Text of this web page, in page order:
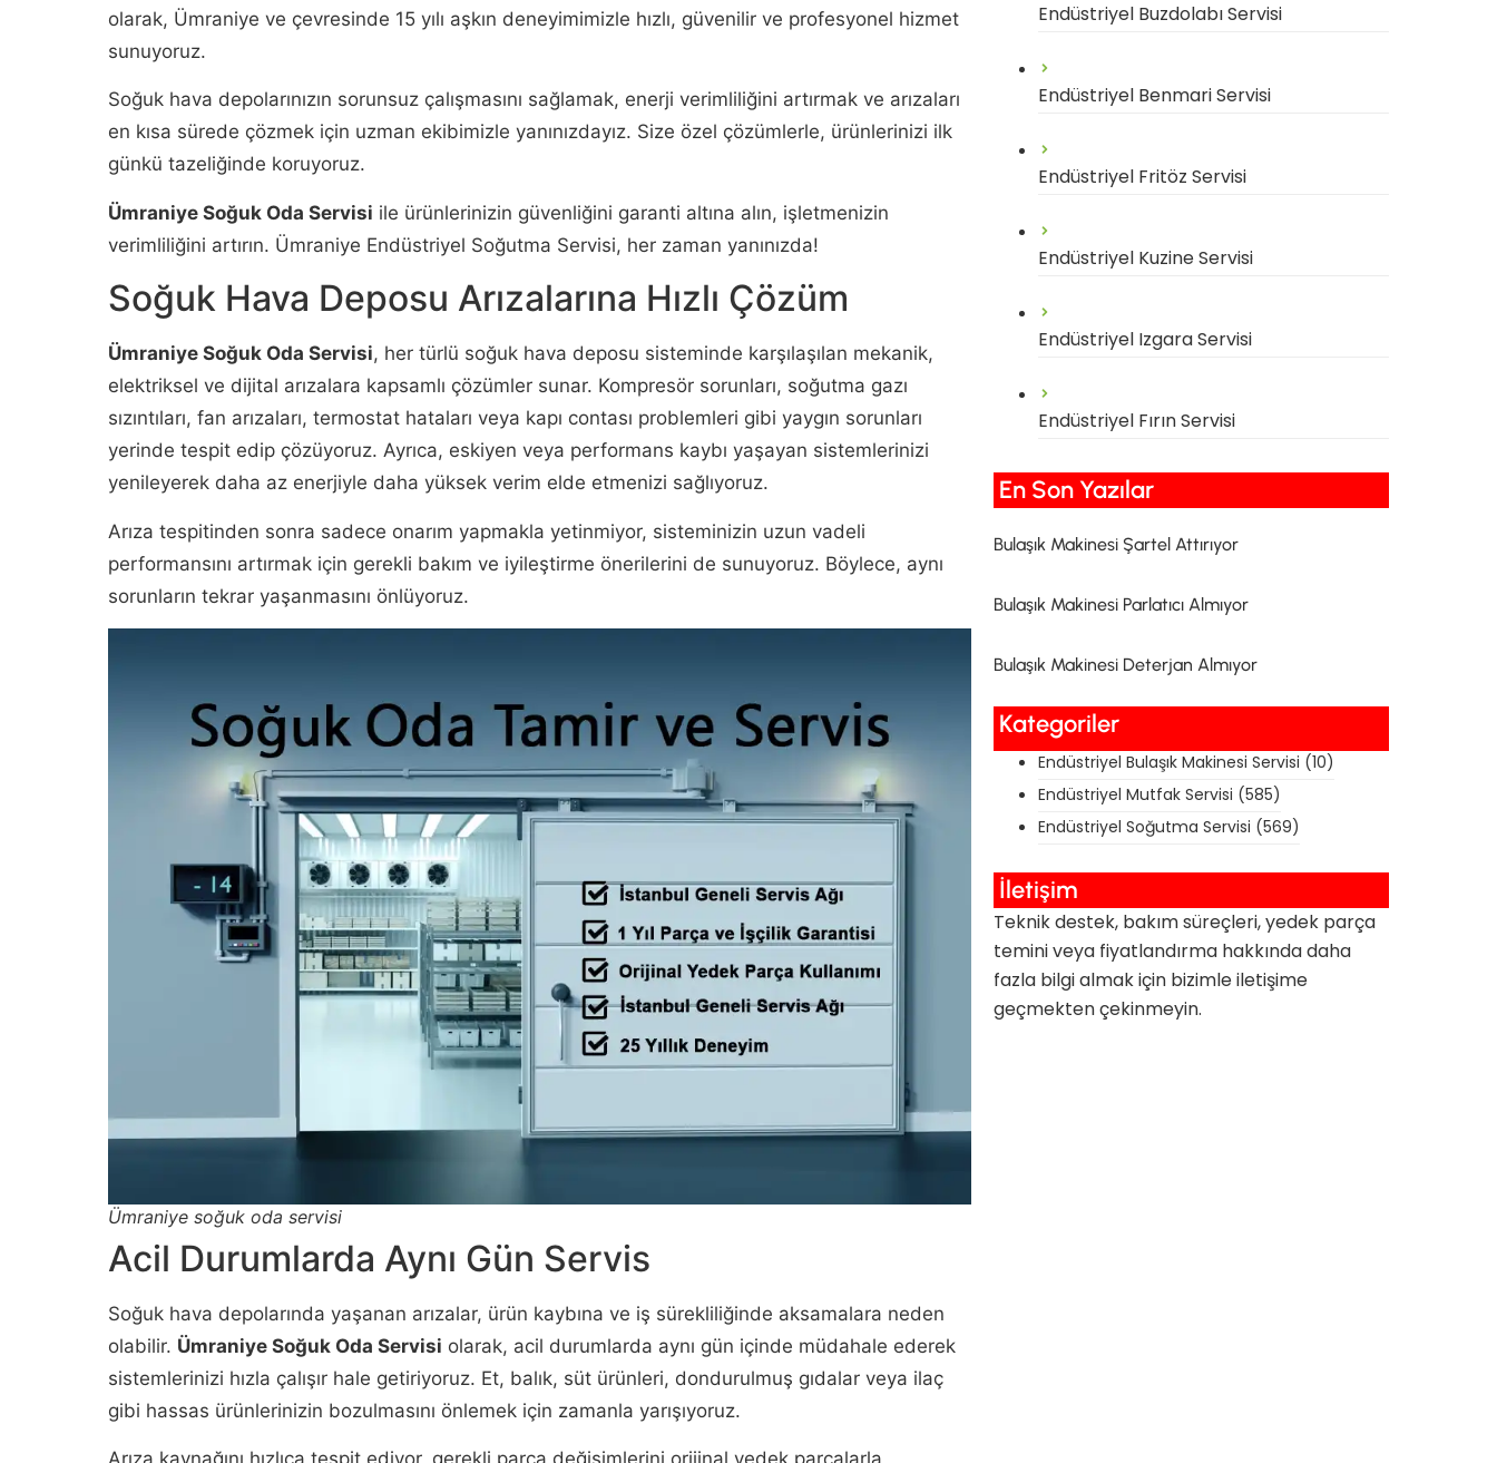
olarak, Ümraniye ve çevresinde 15 yılı aşkın deneyimimizle hızlı, güvenilir ve profesyonel hizmet
sunuyoruz.
Soğuk hava depolarınızın sorunsuz çalışmasını sağlamak, enerji verimliliğini artırmak ve arızaları
en kısa sürede çözmek için uzman ekibimizle yanınızdayız. Size özel çözümlerle, ürünlerinizi ilk
günkü tazeliğinde koruyoruz.
Ümraniye Soğuk Oda Servisi ile ürünlerinizin güvenliğini garanti altına alın, işletmenizin
verimliliğini artırın. Ümraniye Endüstriyel Soğutma Servisi, her zaman yanınızda!
Soğuk Hava Deposu Arızalarına Hızlı Çözüm
Ümraniye Soğuk Oda Servisi, her türlü soğuk hava deposu sisteminde karşılaşılan mekanik,
elektriksel ve dijital arızalara kapsamlı çözümler sunar. Kompresör sorunları, soğutma gazı
sızıntıları, fan arızaları, termostat hataları veya kapı contası problemleri gibi yaygın sorunları
yerinde tespit edip çözüyoruz. Ayrıca, eskiyen veya performans kaybı yaşayan sistemlerinizi
yenileyerek daha az enerjiyle daha yüksek verim elde etmenizi sağlıyoruz.
Arıza tespitinden sonra sadece onarım yapmakla yetinmiyor, sisteminizin uzun vadeli
performansını artırmak için gerekli bakım ve iyileştirme önerilerini de sunuyoruz. Böylece, aynı
sorunların tekrar yaşanmasını önlüyoruz.
Ümraniye soğuk oda servisi
Acil Durumlarda Aynı Gün Servis
Soğuk hava depolarında yaşanan arızalar, ürün kaybına ve iş sürekliliğinde aksamalara neden
olabilir. Ümraniye Soğuk Oda Servisi olarak, acil durumlarda aynı gün içinde müdahale ederek
sistemlerinizi hızla çalışır hale getiriyoruz. Et, balık, süt ürünleri, dondurulmuş gıdalar veya ilaç
gibi hassas ürünlerinizin bozulmasını önlemek için zamanla yarışıyoruz.
Endüstriyel Buzdolabı Servisi
Endüstriyel Benmari Servisi
Endüstriyel Fritöz Servisi
Endüstriyel Kuzine Servisi
Endüstriyel Izgara Servisi
Endüstriyel Fırın Servisi
En Son Yazılar​
Bulaşık Makinesi Şartel Attırıyor
Bulaşık Makinesi Parlatıcı Almıyor
Bulaşık Makinesi Deterjan Almıyor
Kategoriler
Endüstriyel Bulaşık Makinesi Servisi (10)
Endüstriyel Mutfak Servisi (585)
Endüstriyel Soğutma Servisi (569)
İletişim
Teknik destek, bakım süreçleri, yedek parça
temini veya fiyatlandırma hakkında daha
fazla bilgi almak için bizimle iletişime
geçmekten çekinmeyin.